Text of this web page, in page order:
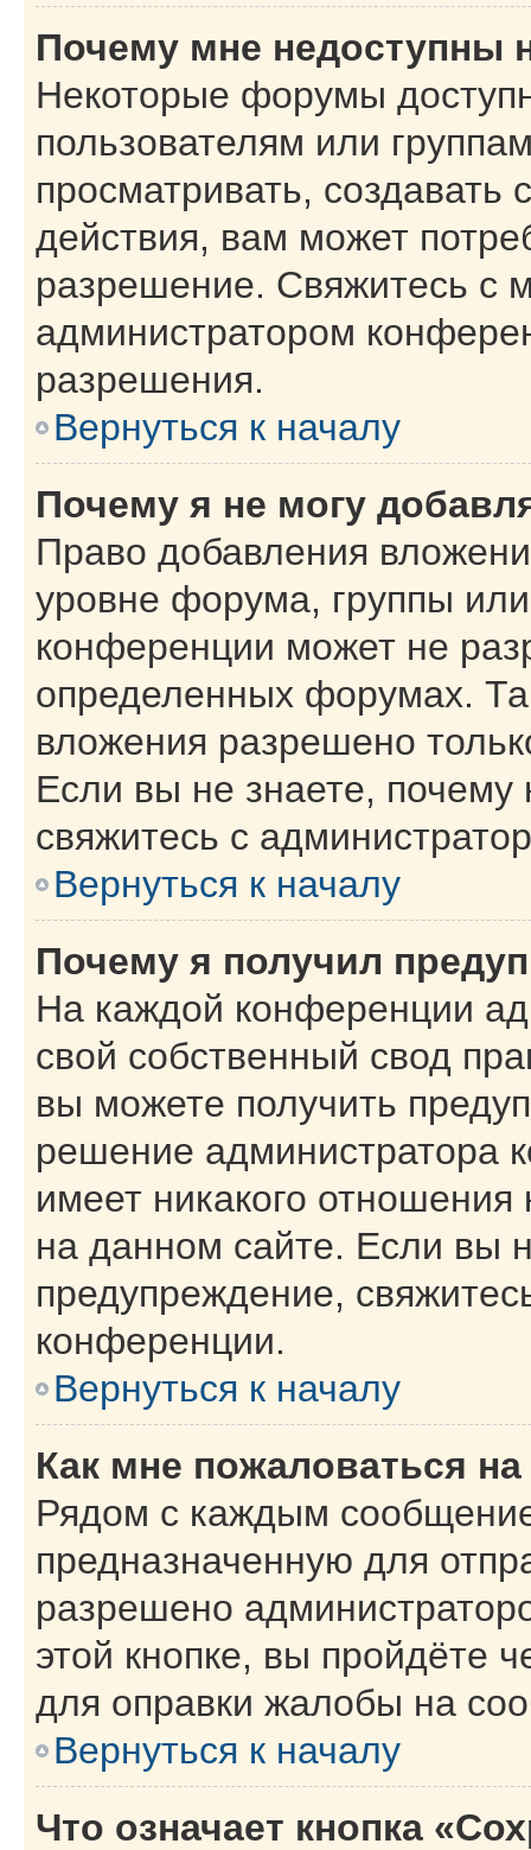
Почему мне недоступны
Некоторые форумы
пользователям или
просматривать,
действия, вам может
разрешение. Свяжитесь с
администратором
разрешения.
Вернуться к началу
Почему я не могу
Право добавления
уровне форума, группы
конференции может не
определенных форумах.
вложения разрешено
Если вы не знаете,
свяжитесь с
Вернуться к началу
Почему я получил
На каждой конференции
свой собственный свод
вы можете получить
решение администратора
имеет никакого
на данном сайте. Если вы
предупреждение,
конференции.
Вернуться к началу
Как мне пожаловаться
Рядом с каждым
предназначенную для
разрешено
этой кнопке, вы пройдёте
для оправки жалобы на
Вернуться к началу
Что означает кнопка